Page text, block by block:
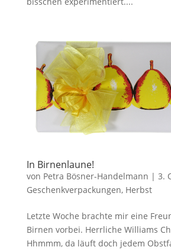
In Birnenlaune!
von Petra Bösner-Handelmann | 3.
Geschenkverpackungen, Herbst
Letzte Woche brachte mir eine
Birnen vorbei. Herrliche Williams
Hhmmm, da läuft doch jedem